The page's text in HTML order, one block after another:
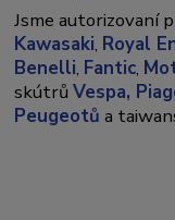
Jsme autorizovaní
Kawasaki, Royal
Benelli, Fantic,
skútrůVespa,
Peugeotů a